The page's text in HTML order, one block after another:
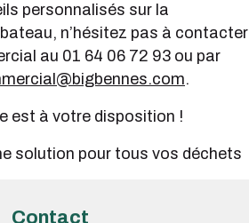
personnalisés sur la
n’hésitez pas à contacter
au 01 64 06 72 93 ou par
.
est à votre disposition !
pour tous vos déchets
Contact